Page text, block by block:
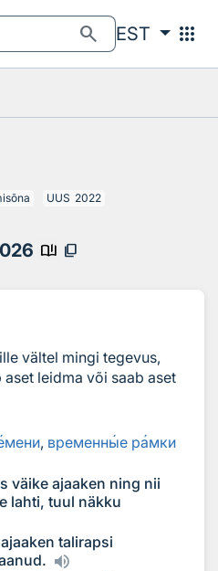
search EST apps
UUS 2022
book_ribbon content_copy
vältel mingi tegevus,
aset leidma või saab aset
мени, временные рамки
väike ajaaken ning nii
lahti, tuul näkku
talirapsi